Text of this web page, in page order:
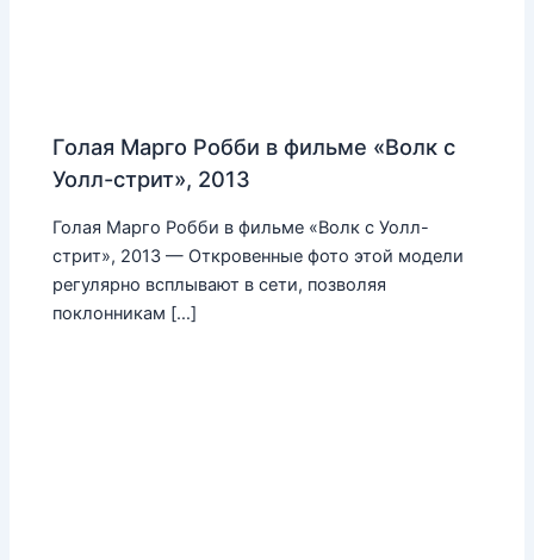
Голая Марго Робби в фильме «Волк с
Уолл-стрит», 2013
Голая Марго Робби в фильме «Волк с Уолл-
стрит», 2013 — Откровенные фото этой модели
регулярно всплывают в сети, позволяя
поклонникам […]